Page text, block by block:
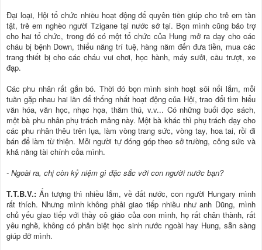
Đại loại, Hội tổ chức nhiều hoạt động để quyên tiền giúp cho trẻ em tàn
tật, trẻ em nghèo người Tzigane tại nước sở tại. Bọn mình cũng bảo trợ
cho hai tổ chức, trong đó có một tổ chức của Hung mở ra dạy cho các
cháu bị bệnh Down, thiểu năng trí tuệ, hàng năm đến đưa tiền, mua các
trang thiết bị cho các cháu vui chơi, học hành, máy sưởi, cầu trượt, xe
đạp.
Các phu nhân rất gắn bó. Thời đó bọn mình sinh hoạt sôi nổi lắm, mỗi
tuần gặp nhau hai lần để thống nhất hoạt động của Hội, trao đổi tìm hiểu
văn hóa, văn học, nhạc họa, thăm thú, v.v... Có những buổi đọc sách,
một bà phu nhân phụ trách mảng này. Một bà khác thì phụ trách dạy cho
các phu nhân thêu trên lụa, làm vòng trang sức, vòng tay, hoa tai, rồi đi
bán để làm từ thiện. Mỗi người tự đóng góp theo sở trường, công sức và
khả năng tài chính của mình.
- Ngoài ra, chị còn kỷ niệm gì đặc sắc với con người nước bạn?
T.T.B.V.: Ấn tượng thì nhiều lắm, về đất nước, con người Hungary mình
rất thích. Nhưng mình không phải giao tiếp nhiều như anh Dũng, mình
chủ yếu giao tiếp với thầy cô giáo của con mình, họ rất chân thành, rất
yêu nghề, không có phân biệt học sinh nước ngoài hay Hung, sẵn sàng
giúp đỡ mình.